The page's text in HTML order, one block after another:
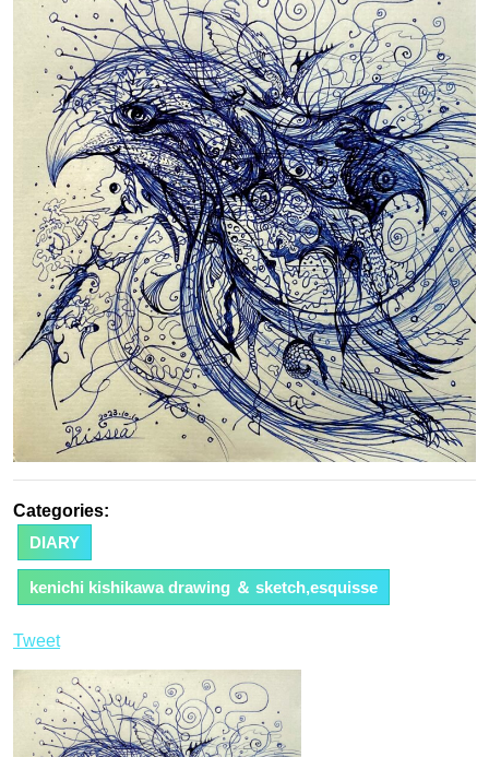
Categories:
DIARY
kenichi kishikawa drawing ＆ sketch,esquisse
Tweet